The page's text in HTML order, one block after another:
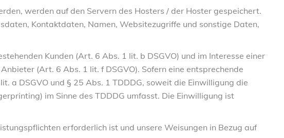
werden auf den Servern des Hosters / der Hoster gespeichert.
Kontaktdaten, Namen, Websitezugriffe und sonstige Daten,
Kunden (Art. 6 Abs. 1 lit. b DSGVO) und im Interesse einer
(Art. 6 Abs. 1 lit. f DSGVO). Sofern eine entsprechende
a DSGVO und § 25 Abs. 1 TDDDG, soweit die Einwilligung die
im Sinne des TDDDG umfasst. Die Einwilligung ist
erforderlich ist und unsere Weisungen in Bezug auf